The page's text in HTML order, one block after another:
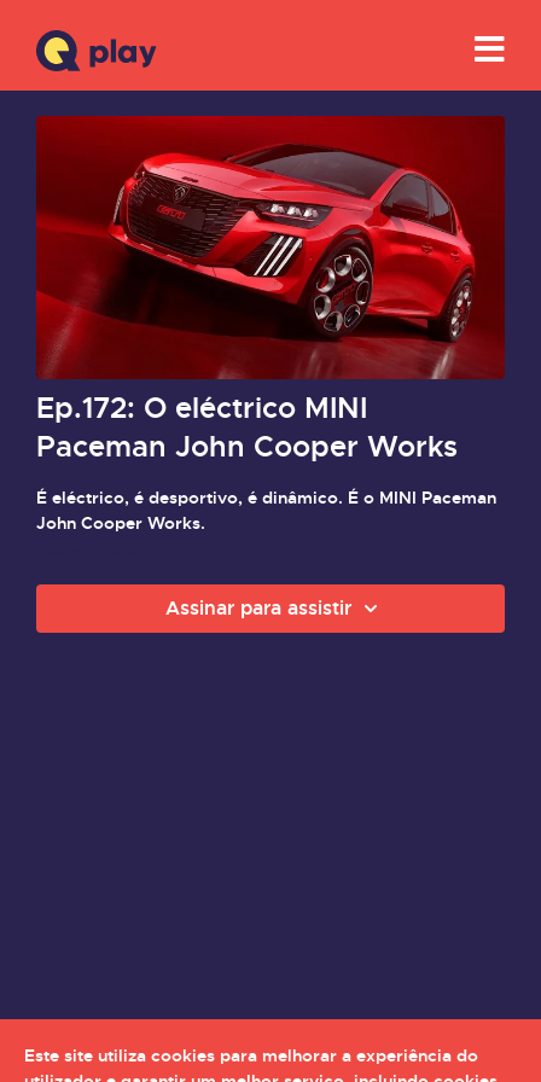
Ep.172: O eléctrico MINI
Paceman John Cooper Works
É eléctrico, é desportivo, é dinâmico. É o MINI Paceman
John Cooper Works.
Assinar para assistir
Este site utiliza cookies para melhorar a experiência do